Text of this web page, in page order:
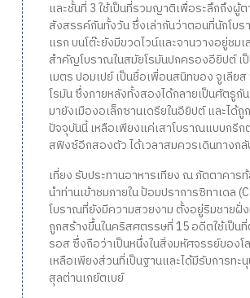
และชั้นที่ 3 ใช้เป็นที่รวมญาติเพื่อระลึกถึงผู้ต
สังสรรค์กันทั้งวัน ซึ่งเล่ากันว่าตอนที่นักโบ
แรก บนโต๊ะยังมีขวดไวน์และจานวางอยู่ชมเ
สำคัญโบราณในสมัยโรมันปกครองอียิปต์ เ
เมตร ปอมเปย์ เป็นชื่อเพื่อนสนิทของ จูเลีย
โรมัน ซึ่งภายหลังทั้งสองได้กลายเป็นศัตรูกั
มายังเมืองอเล็กซานเดรียในอียิปต์ และได้
ปัจจุบันนี้ เหลือเพียงแค่เสาโบราณแบบกรีก
สฟิงซ์อีกสองตัว ได้เวลาสมควรเดินทางกลั
เที่ยง รับประทานอาหารเทียง ณ ภัตตาคาร
นำท่านเข้าชมภายใน ป้อมปราการซิทาเดล
โบราณที่ยังมีความสวยงาม ตั้งอยู่ริมชายฝั่ง
ถูกสร้างขึ้นในคริสศตรรษที่ 15 อดีตใช้เป็น
รอส ซึ่งถือว่าเป็นหนึ่งในสิ่งมหัศจรรย์ของ
เหลือเพียงส่วนที่เป็นฐานและได้มีรับการทะ
สุลต่านเกย์ตเบย์